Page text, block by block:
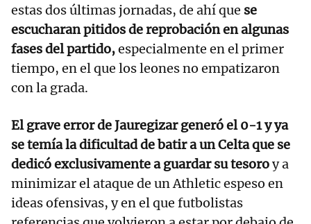
estas dos últimas jornadas, de ahí que se
escucharan pitidos de reprobación en algunas
fases del partido,especialmente en el primer
tiempo, en el que los leones no empatizaron
con la grada.
El grave error de Jauregizar generó el 0-1 y ya
se temía la dificultad de batir a un Celta que se
dedicó exclusivamente a guardar su tesoroy a
minimizar el ataque de un Athletic espeso en
ideas ofensivas, y en el que futbolistas